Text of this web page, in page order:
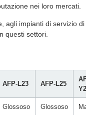
nei loro mercati.
agli impianti di servizio di
questi settori.
AFP-L23 AFP-L25
AFP-
Y20
Glossoso Glossoso